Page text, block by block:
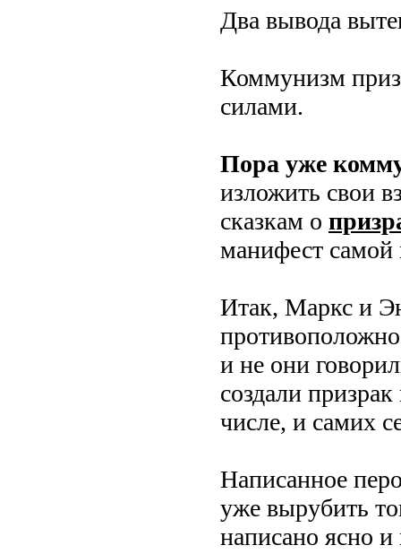
Два вывода
Коммунизм
силами.
Пора уже
изложить свои
сказкам о
манифест самой
Итак, Маркс и
и не они
создали
числе, и самих
Написанное
уже вырубить
написано ясно